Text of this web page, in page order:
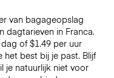
van bagageopslag
dagtarieven in Franca.
of $1.49 per uur
best bij je past. Blijf
je natuurlijk niet voor